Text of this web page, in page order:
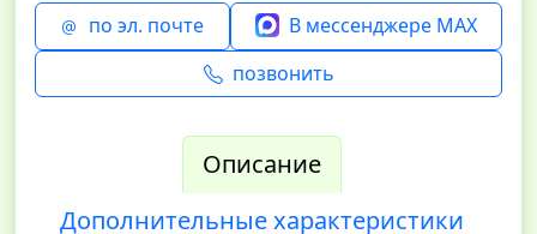
по эл. почте
В мессенджере MAX
позвонить
Описание
Дополнительные характеристики